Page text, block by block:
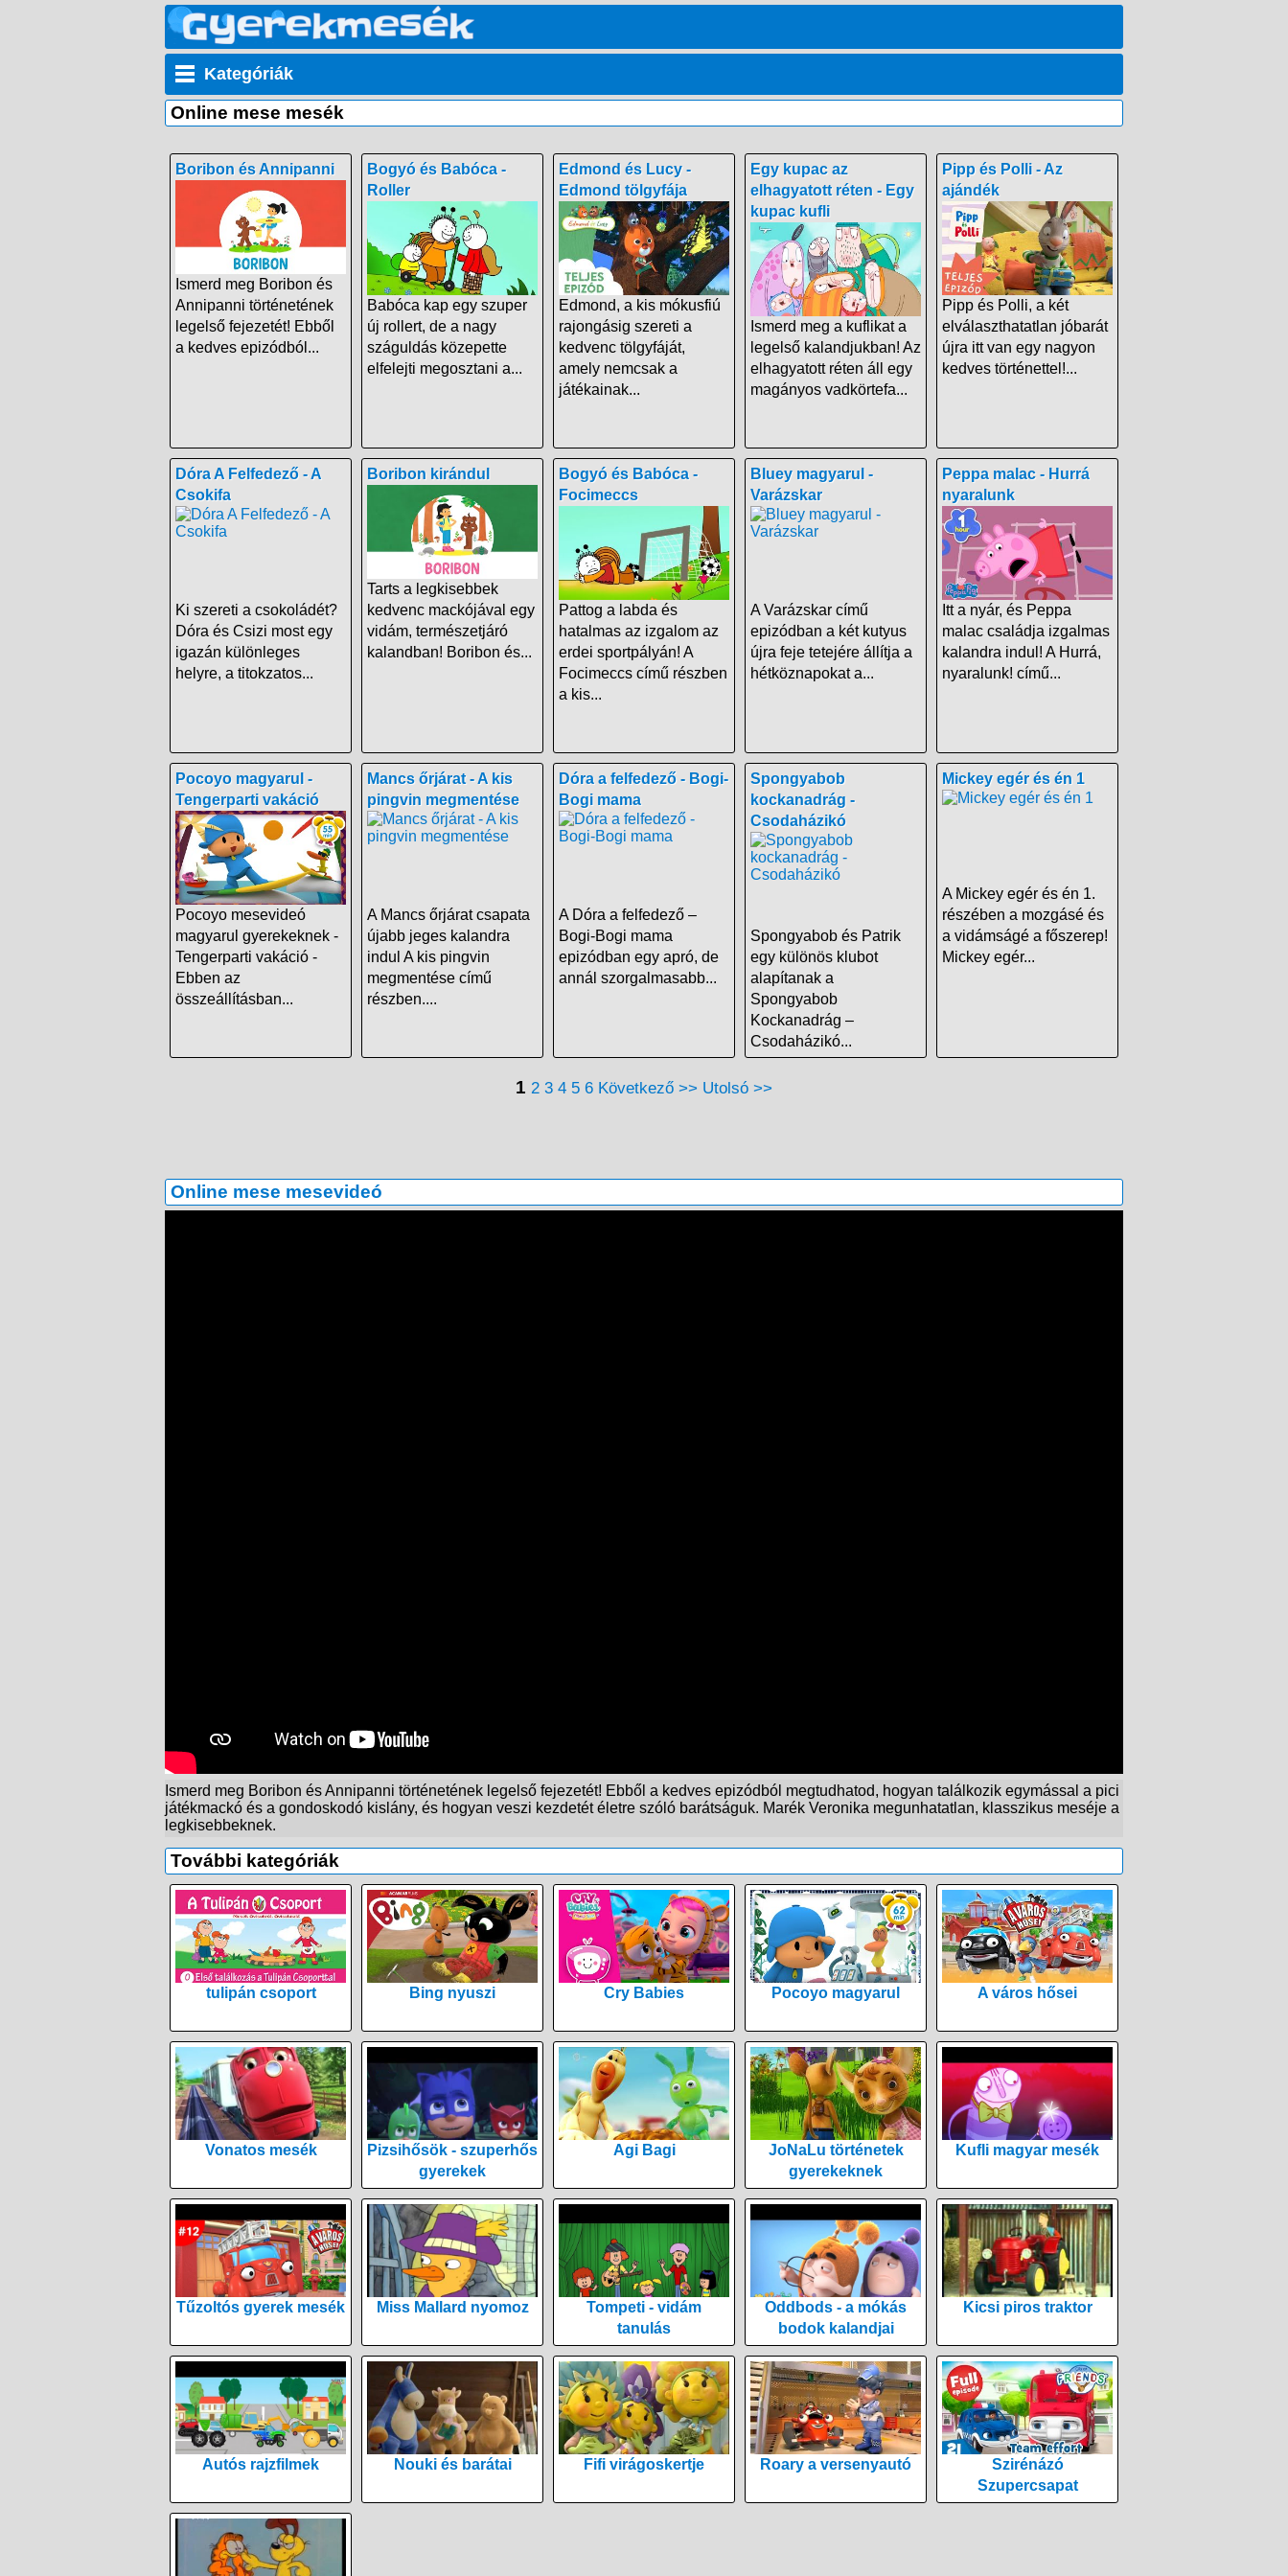
Kategóriák
Online mese mesék
Boribon és Annipanni
Ismerd meg Boribon és
Annipanni történetének
legelső fejezetét! Ebből
a kedves epizódból...
Bogyó és Babóca -
Roller
Babóca kap egy szuper
új rollert, de a nagy
száguldás közepette
elfelejti megosztani a...
Edmond és Lucy -
Edmond tölgyfája
Edmond, a kis mókusfiú
rajongásig szereti a
kedvenc tölgyfáját,
amely nemcsak a
játékainak...
Egy kupac az
elhagyatott réten - Egy
kupac kufli
Ismerd meg a kuflikat a
legelső kalandjukban! Az
elhagyatott réten áll egy
magányos vadkörtefa...
Pipp és Polli - Az
ajándék
Pipp és Polli, a két
elválaszthatatlan jóbarát
újra itt van egy nagyon
kedves történettel!...
Dóra A Felfedező - A
Csokifa
Ki szereti a csokoládét?
Dóra és Csizi most egy
igazán különleges
helyre, a titokzatos...
Boribon kirándul
Tarts a legkisebbek
kedvenc mackójával egy
vidám, természetjáró
kalandban! Boribon és...
Bogyó és Babóca -
Focimeccs
Pattog a labda és
hatalmas az izgalom az
erdei sportpályán! A
Focimeccs című részben
a kis...
Bluey magyarul -
Varázskar
A Varázskar című
epizódban a két kutyus
újra feje tetejére állítja a
hétköznapokat a...
Peppa malac - Hurrá
nyaralunk
Itt a nyár, és Peppa
malac családja izgalmas
kalandra indul! A Hurrá,
nyaralunk! című...
Pocoyo magyarul -
Tengerparti vakáció
Pocoyo mesevideó
magyarul gyerekeknek -
Tengerparti vakáció -
Ebben az
összeállításban...
Mancs őrjárat - A kis
pingvin megmentése
A Mancs őrjárat csapata
újabb jeges kalandra
indul A kis pingvin
megmentése című
részben....
Dóra a felfedező - Bogi-
Bogi mama
A Dóra a felfedező –
Bogi-Bogi mama
epizódban egy apró, de
annál szorgalmasabb...
Spongyabob
kockanadrág -
Csodaházikó
Spongyabob és Patrik
egy különös klubot
alapítanak a
Spongyabob
Kockanadrág –
Csodaházikó...
Mickey egér és én 1
A Mickey egér és én 1.
részében a mozgásé és
a vidámságé a főszerep!
Mickey egér...
1 2 3 4 5 6 Következő >> Utolsó >>
Online mese mesevideó
Ismerd meg Boribon és Annipanni történetének legelső fejezetét! Ebből a kedves epizódból megtudhatod, hogyan találkozik egymással a pici
játékmackó és a gondoskodó kislány, és hogyan veszi kezdetét életre szóló barátságuk. Marék Veronika megunhatatlan, klasszikus meséje a
legkisebbeknek.
További kategóriák
tulipán csoport Bing nyuszi Cry Babies Pocoyo magyarul A város hősei
Vonatos mesék
Pizsihősök - szuperhős
gyerekek
Agi Bagi
JoNaLu történetek
gyerekeknek
Kufli magyar mesék
Tűzoltós gyerek mesék Miss Mallard nyomoz
Tompeti - vidám
tanulás
Oddbods - a mókás
bodok kalandjai
Kicsi piros traktor
Autós rajzfilmek Nouki és barátai Fifi virágoskertje Roary a versenyautó
Szirénázó
Szupercsapat